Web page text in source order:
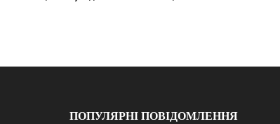
ПОПУЛЯРНІ ПОВІДОМЛЕННЯ